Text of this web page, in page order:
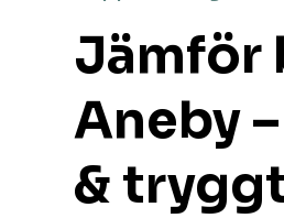
Jämför
Aneby
&